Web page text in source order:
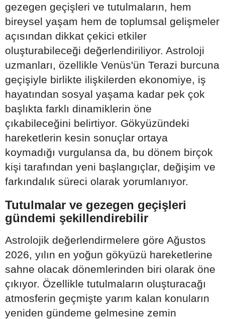
gezegen geçişleri ve tutulmaların, hem
bireysel yaşam hem de toplumsal gelişmeler
açısından dikkat çekici etkiler
oluşturabileceği değerlendiriliyor. Astroloji
uzmanları, özellikle Venüs'ün Terazi burcuna
geçişiyle birlikte ilişkilerden ekonomiye, iş
hayatından sosyal yaşama kadar pek çok
başlıkta farklı dinamiklerin öne
çıkabileceğini belirtiyor. Gökyüzündeki
hareketlerin kesin sonuçlar ortaya
koymadığı vurgulansa da, bu dönem birçok
kişi tarafından yeni başlangıçlar, değişim ve
farkındalık süreci olarak yorumlanıyor.
Tutulmalar ve gezegen geçişleri
gündemi şekillendirebilir
Astrolojik değerlendirmelere göre Ağustos
2026, yılın en yoğun gökyüzü hareketlerine
sahne olacak dönemlerinden biri olarak öne
çıkıyor. Özellikle tutulmaların oluşturacağı
atmosferin geçmişte yarım kalan konuların
yeniden gündeme gelmesine zemin